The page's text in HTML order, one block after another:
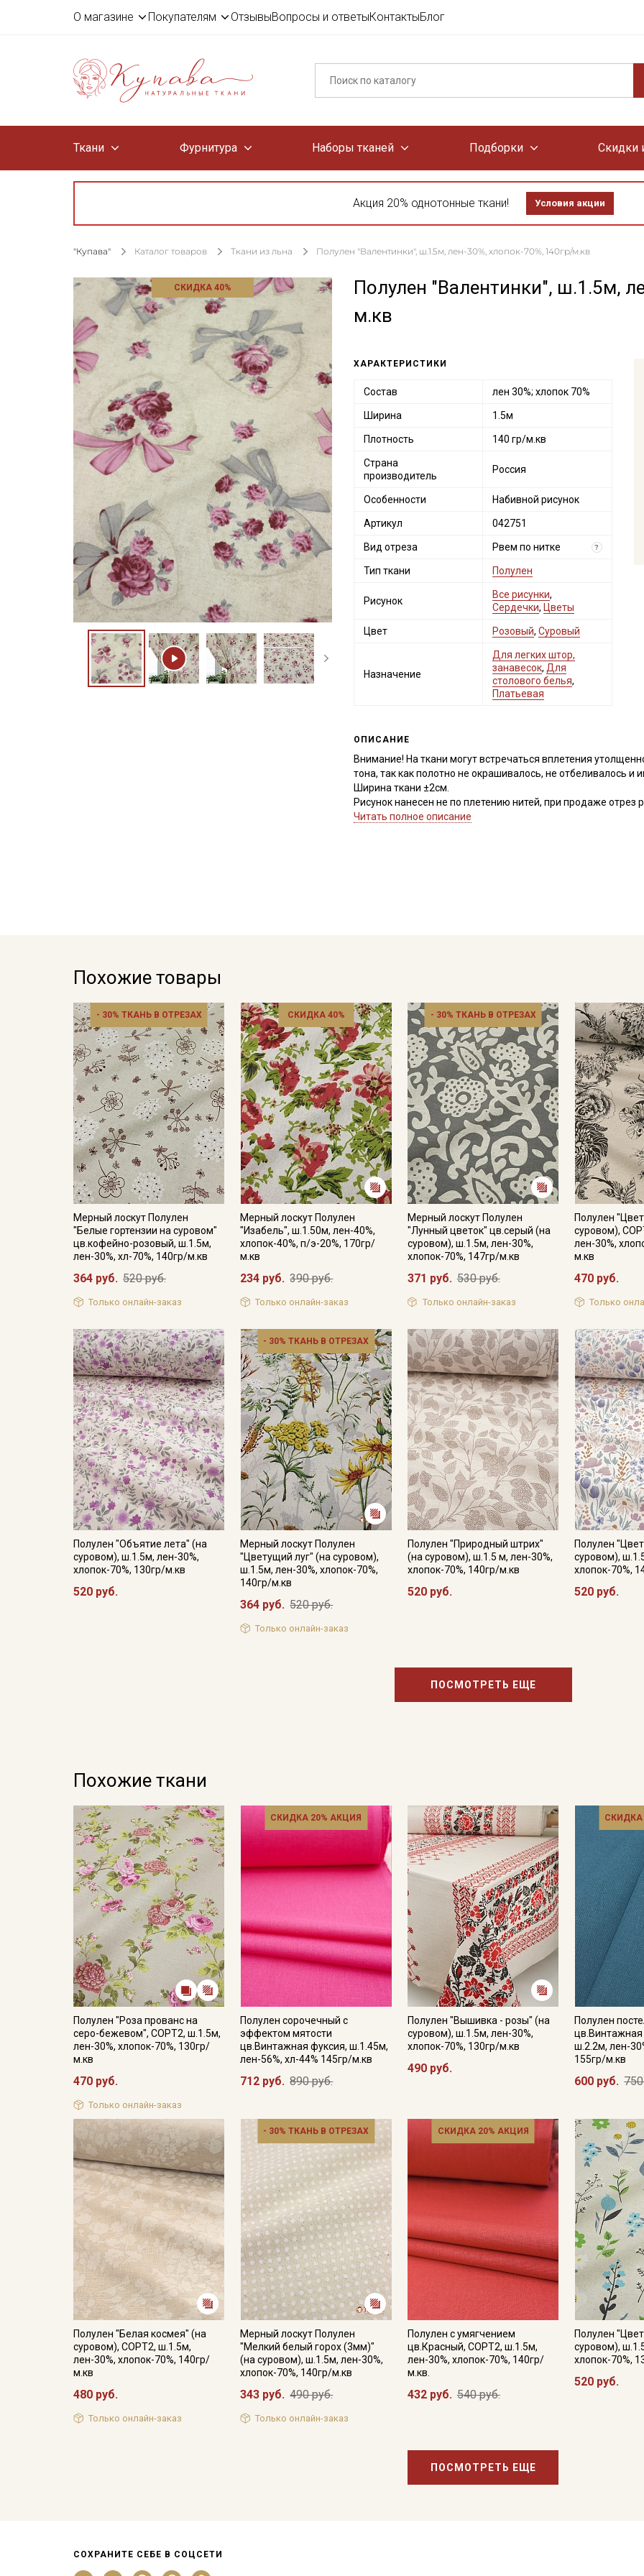
О магазине Покупателям ОтзывыВопросы и ответыКонтактыБлог
Ткани Фурнитура Наборы тканей Подборки Скидки
Акция 20% однотонные ткани! Условия акции
"Купава" Каталог товаров Ткани из льна Полулен "Валентинки", ш.1.5м, лен-30%, хлопок-70%, 140гр/м.кв
СКИДКА 40%
Полулен "Валентинки", ш.1.5м,
м.кв
ХАРАКТЕРИСТИКИ
Состав лен 30%; хлопок 70%
Ширина 1.5м
Плотность 140 гр/м.кв
Страна
производитель
Россия
Особенности Набивной рисунок
Артикул 042751
Вид отреза Рвем по нитке ?
Тип ткани Полулен
Рисунок
Все рисунки,
Сердечки, Цветы
Цвет Розовый, Суровый
Назначение
Для легких штор,
занавесок, Для
столового белья,
Платьевая
ОПИСАНИЕ
Внимание! На ткани могут встречаться вплетения
тона, так как полотно не окрашивалось, не отбеливалось
Ширина ткани ±2см.
Рисунок нанесен не по плетению нитей, при продаже отрез
срезать неровность, а пропарить и подтянуть ткань по
дополнением служат жаккардовые и тканые ленты (в
разделе «фурнитура»).
Ткань натуральная дает усадку до 10 %, перед пошивом
не выше 40C, для исключения усадки ткани в готовом
Уход:
- стирка до 40C в деликатном режиме, отжим на низких
- противопоказано употребление отбеливателей;
- сушить в расправленном, подвешенном состоянии, в
пересушивать;
- гладить рекомендуется слегка увлажненным, с
Цветопередача может отличаться от оригинального
в зависимости от партии тон ткани может отличаться.
Читать полное описание
Похожие товары
- 30% ТКАНЬ В ОТРЕЗАХ
Мерный лоскут Полулен
"Белые гортензии на суровом"
цв.кофейно-розовый, ш.1.5м,
лен-30%, хл-70%, 140гр/м.кв
364 руб. 520 руб.
Только онлайн-заказ
СКИДКА 40%
Мерный лоскут Полулен
"Изабель", ш.1.50м, лен-40%,
хлопок-40%, п/э-20%, 170гр/
м.кв
234 руб. 390 руб.
Только онлайн-заказ
- 30% ТКАНЬ В ОТРЕЗАХ
Мерный лоскут Полулен
"Лунный цветок" цв.серый (на
суровом), ш.1.5м, лен-30%,
хлопок-70%, 147гр/м.кв
371 руб. 530 руб.
Только онлайн-заказ
Полулен
суровом),
лен-30%,
м.кв
470 руб.
Только
Полулен "Объятие лета" (на
суровом), ш.1.5м, лен-30%,
хлопок-70%, 130гр/м.кв
520 руб.
- 30% ТКАНЬ В ОТРЕЗАХ
Мерный лоскут Полулен
"Цветущий луг" (на суровом),
ш.1.5м, лен-30%, хлопок-70%,
140гр/м.кв
364 руб. 520 руб.
Только онлайн-заказ
Полулен "Природный штрих"
(на суровом), ш.1.5 м, лен-30%,
хлопок-70%, 140гр/м.кв
520 руб.
Полулен
суровом),
хлопок-70%,
520 руб.
ПОСМОТРЕТЬ ЕЩЕ
Похожие ткани
Полулен "Роза прованс на
серо-бежевом", СОРТ2, ш.1.5м,
лен-30%, хлопок-70%, 130гр/
м.кв
470 руб.
Только онлайн-заказ
СКИДКА 20% АКЦИЯ
Полулен сорочечный с
эффектом мятости
цв.Винтажная фуксия, ш.1.45м,
лен-56%, хл-44% 145гр/м.кв
712 руб. 890 руб.
Полулен "Вышивка - розы" (на
суровом), ш.1.5м, лен-30%,
хлопок-70%, 130гр/м.кв
490 руб.
СКИДКА
Полулен
цв.Винтажная
ш.2.2м, лен-
155гр/м.кв
600 руб.
Полулен "Белая космея" (на
суровом), СОРТ2, ш.1.5м,
лен-30%, хлопок-70%, 140гр/
м.кв
480 руб.
Только онлайн-заказ
- 30% ТКАНЬ В ОТРЕЗАХ
Мерный лоскут Полулен
"Мелкий белый горох (3мм)"
(на суровом), ш.1.5м, лен-30%,
хлопок-70%, 140гр/м.кв
343 руб. 490 руб.
Только онлайн-заказ
СКИДКА 20% АКЦИЯ
Полулен с умягчением
цв.Красный, СОРТ2, ш.1.5м,
лен-30%, хлопок-70%, 140гр/
м.кв.
432 руб. 540 руб.
Полулен
суровом),
хлопок-70%,
520 руб.
ПОСМОТРЕТЬ ЕЩЕ
СОХРАНИТЕ СЕБЕ В СОЦСЕТИ
Секретная рассылка от
Купава
Мы публикуем здесь дополнительные
промокоды и скидки до 30% на узкие
категории тканей
Электронная почта
Подписаться
Ознакомлен(а) сПолитикой обработки персональных
данных
и даюСогласие на обработку персональных
данных
Согласие на получение рекламных и